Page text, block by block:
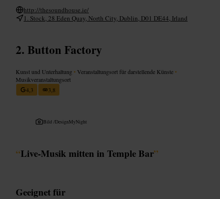
http://thesoundhouse.ie/
1. Stock, 28 Eden Quay, North City, Dublin, D01 DE44, Irland
Button Factory
Kunst und Unterhaltung • Veranstaltungsort für darstellende Künste •
Musikveranstaltungsort
4,3
3,8
Bild /DesignMyNight
“Live‑Musik mitten in Temple Bar”
Geeignet für